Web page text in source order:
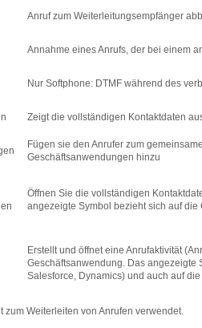
Anruf zum Weiterleitungsempfänger
Annahme eines Anrufs, der bei einem
Nur Softphone: DTMF während des
Zeigt die vollständigen Kontaktdaten
Fügen sie den Anrufer zum
Geschäftsanwendungen hinzu
Öffnen Sie die vollständigen
angezeigte Symbol bezieht sich auf
Erstellt und öffnet eine Anrufaktivität
Geschäftsanwendung. Das angezeigte
Salesforce, Dynamics) und auch auf
zum Weiterleiten von Anrufen verwendet.